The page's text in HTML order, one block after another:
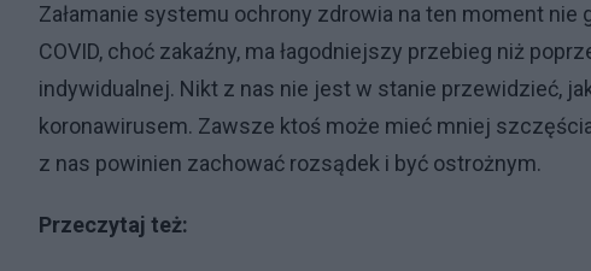
Załamanie systemu ochrony zdrowia na ten moment
COVID, choć zakaźny, ma łagodniejszy przebieg niż
indywidualnej. Nikt z nas nie jest w stanie przewidzieć,
koronawirusem. Zawsze ktoś może mieć mniej
z nas powinien zachować rozsądek i być ostrożnym.
Przeczytaj też: